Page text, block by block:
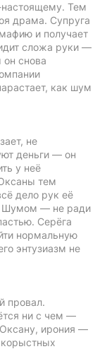
настоящему. Тем
драма. Супруга
и получает
сложа руки —
снова
как шум
не
деньги — он
у неё
тем
дело рук её
Шумом — не ради
Серёга
нормальную
энтузиазм не
провал.
ни с чем —
ирония —